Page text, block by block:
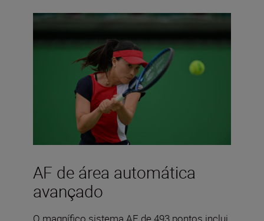
AF de área automática
avançado